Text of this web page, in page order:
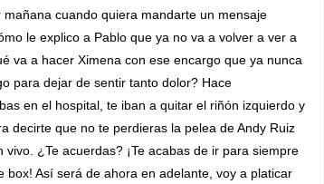
cuando quiera mandarte un mensaje
le explico a Pablo que ya no va a volver a ver a
va a hacer Ximena con ese encargo que ya nunca
para dejar de sentir tanto dolor? Hace
en el hospital, te iban a quitar el riñón izquierdo y
decirte que no te perdieras la pelea de Andy Ruiz
¿Te acuerdas? ¡Te acabas de ir para siempre
box! Así será de ahora en adelante, voy a platicar